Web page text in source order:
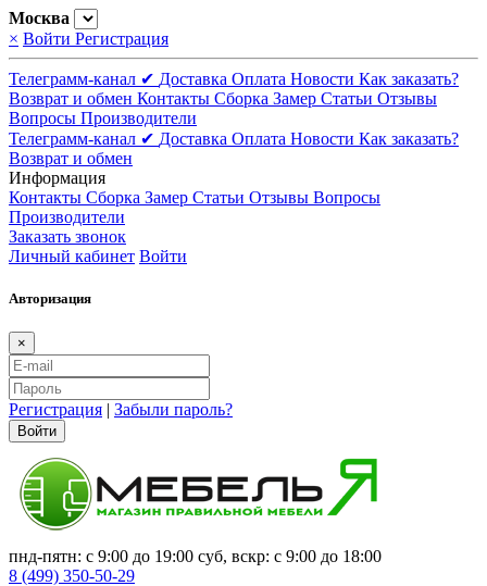
Москва
× Войти Регистрация
Телеграмм-канал ✔ Доставка Оплата Новости Как заказать?
Возврат и обмен Контакты Сборка Замер Статьи Отзывы
Вопросы Производители
Телеграмм-канал ✔ Доставка Оплата Новости Как заказать?
Возврат и обмен
Информация
Контакты Сборка Замер Статьи Отзывы Вопросы
Производители
Заказать звонок
Личный кабинет Войти
Авторизация
×
Регистрация | Забыли пароль?
Войти
пнд-пятн: с 9:00 до 19:00 суб, вскр: с 9:00 до 18:00
8 (499) 350-50-29